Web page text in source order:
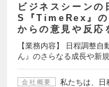
ビジネスシーン
S『TimeRex』の
からの意見や反応
【業務内容】 日程調整
ん』のさらなる成長や新
会社概要
私たちは、日